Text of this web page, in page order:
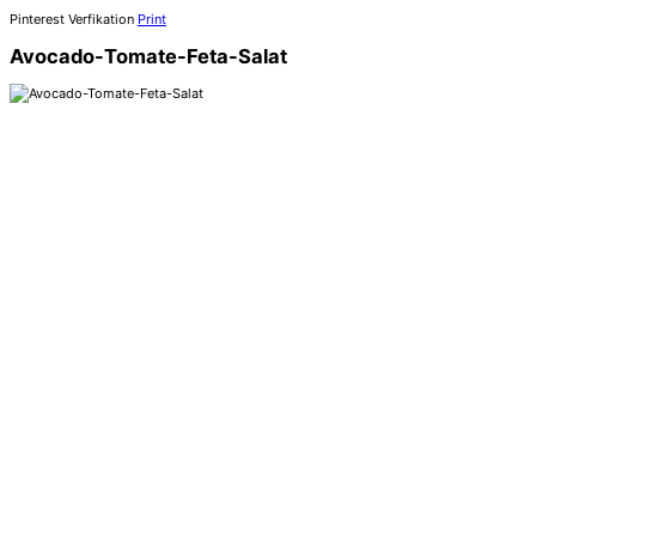
Pinterest Verfikation Print
Avocado-Tomate-Feta-Salat